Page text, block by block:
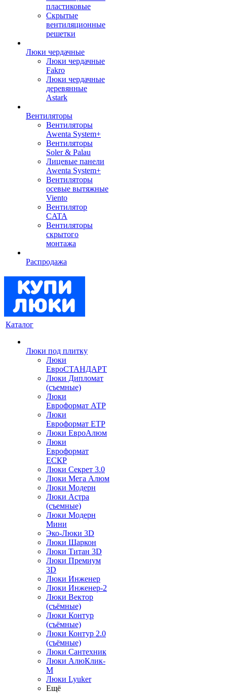
пластиковые
Скрытые
вентиляционные
решетки
Люки чердачные
Люки чердачные
Fakro
Люки чердачные
деревянные
Astark
Вентиляторы
Вентиляторы
Awenta System+
Вентиляторы
Soler & Palau
Лицевые панели
Awenta System+
Вентиляторы
осевые вытяжные
Viento
Вентилятор
CATA
Вентиляторы
скрытого
монтажа
Распродажа
Каталог
Люки под плитку
Люки
ЕвроСТАНДАРТ
Люки Дипломат
(съемные)
Люки
Евроформат АТР
Люки
Евроформат ЕТР
Люки ЕвроАлюм
Люки
Евроформат
ЕСКР
Люки Секрет 3.0
Люки Мега Алюм
Люки Модерн
Люки Астра
(съемные)
Люки Модерн
Мини
Эко-Люки 3D
Люки Шаркон
Люки Титан 3D
Люки Премиум
3D
Люки Инженер
Люки Инженер-2
Люки Вектор
(съёмные)
Люки Контур
(съёмные)
Люки Контур 2.0
(съёмные)
Люки Сантехник
Люки АлюКлик-
М
Люки Lyuker
Ещё